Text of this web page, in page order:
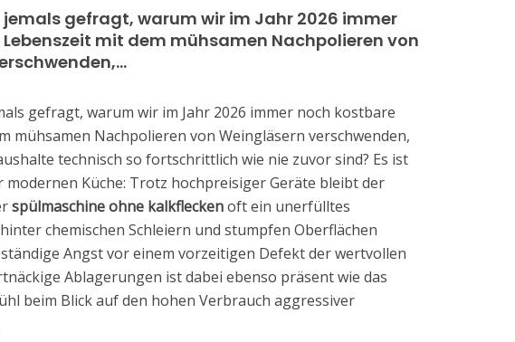
jemals gefragt, warum wir im Jahr 2026 immer
mit dem mühsamen Nachpolieren von
gefragt, warum wir im Jahr 2026 immer noch kostbare
mühsamen Nachpolieren von Weingläsern verschwenden,
technisch so fortschrittlich wie nie zuvor sind? Es ist
modernen Küche: Trotz hochpreisiger Geräte bleibt der
spülmaschine ohne kalkfleckenoft ein unerfülltes
chemischen Schleiern und stumpfen Oberflächen
Angst vor einem vorzeitigen Defekt der wertvollen
Ablagerungen ist dabei ebenso präsent wie das
beim Blick auf den hohen Verbrauch aggressiver